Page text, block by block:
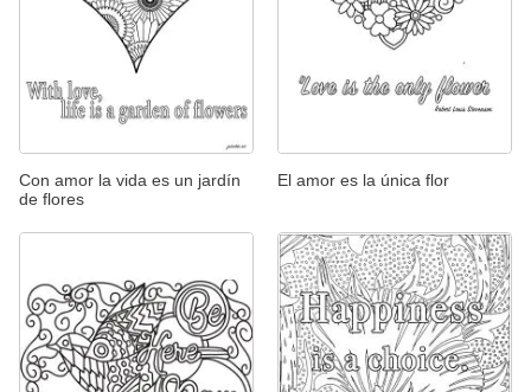
Con amor la vida es un jardín
de flores
El amor es la única flor